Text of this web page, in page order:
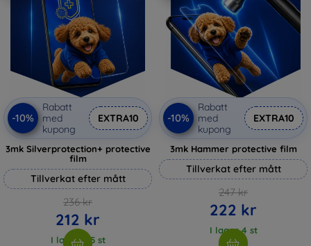
-10%
Rabatt
med
kupong
EXTRA10
3mk Silverprotection+ protective
film
Tillverkat efter mått
236 kr
212 kr
I lager > 5 st
-10%
Rabatt
med
kupong
EXTRA10
3mk Hammer protective film
Tillverkat efter mått
247 kr
222 kr
I lager 4 st